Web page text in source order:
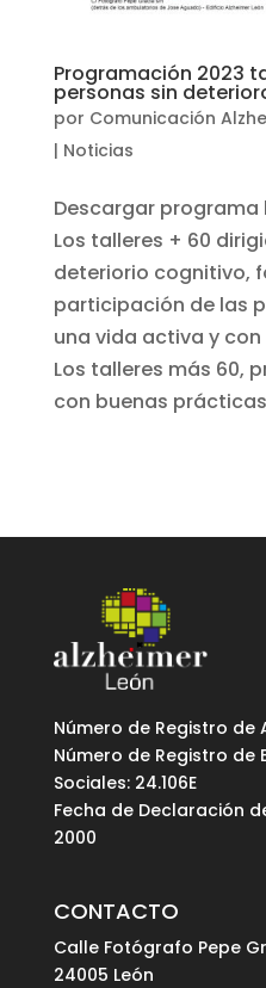
Programación 2023
personas sin
por Comunicación
| Noticias
Descargar
Los talleres + 60
deteriorio cognitivo,
participación de las
una vida activa y
Los talleres más 60,
con buenas
Número de Registro de
Número de Registro de
Sociales: 24.106E
Fecha de Declaración
2000
CONTACTO
Calle Fotógrafo Pepe
24005 León